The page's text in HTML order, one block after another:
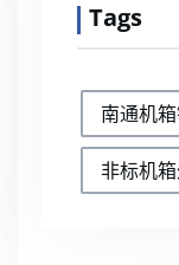
Tags
南通机
非标机